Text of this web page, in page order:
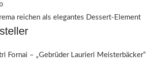
reichen als elegantes Dessert-Element
Fornai – „Gebrüder Laurieri Meisterbäcker“